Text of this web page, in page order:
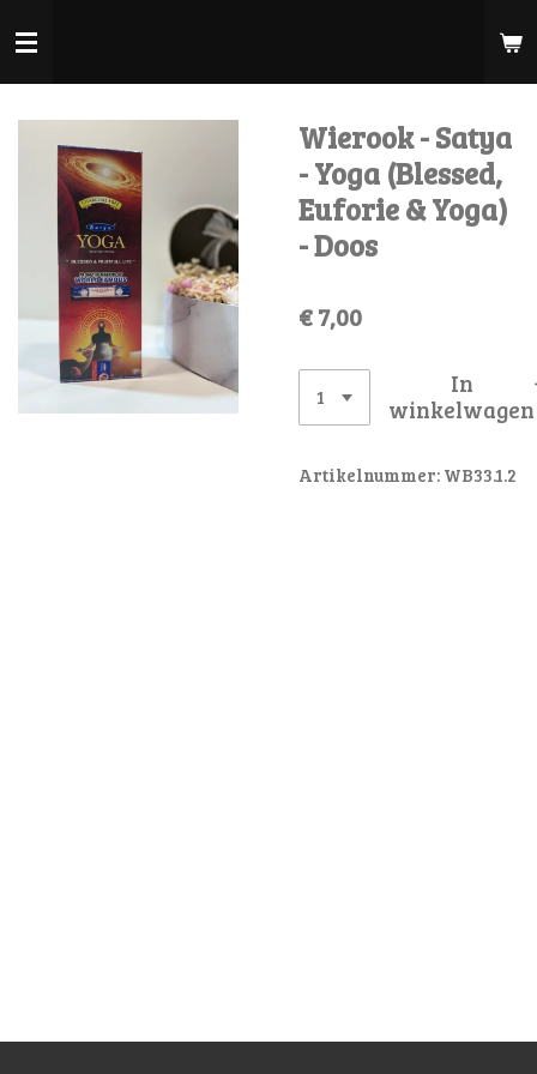
direct
Wierook - Satya
- Yoga (Blessed,
Euforie & Yoga)
- Doos
€ 7,00
In
winkelwagen
Artikelnummer: WB33.1.2